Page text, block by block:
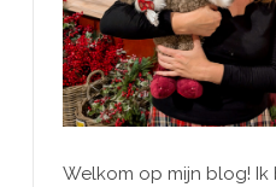
Welkom op mijn blog! Ik